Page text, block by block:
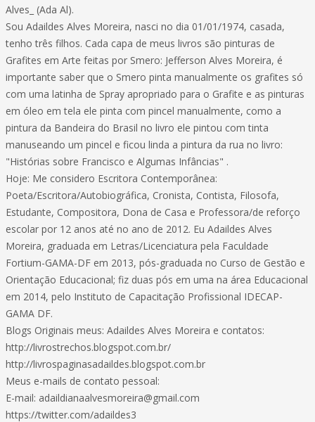
Alves_ (Ada Al).
Sou Adaildes Alves Moreira, nasci no dia 01/01/1974, casada,
tenho três filhos. Cada capa de meus livros são pinturas de
Grafites em Arte feitas por Smero: Jefferson Alves Moreira, é
importante saber que o Smero pinta manualmente os grafites só
com uma latinha de Spray apropriado para o Grafite e as pinturas
em óleo em tela ele pinta com pincel manualmente, como a
pintura da Bandeira do Brasil no livro ele pintou com tinta
manuseando um pincel e ficou linda a pintura da rua no livro:
"Histórias sobre Francisco e Algumas Infâncias" .
Hoje: Me considero Escritora Contemporânea:
Poeta/Escritora/Autobiográfica, Cronista, Contista, Filosofa,
Estudante, Compositora, Dona de Casa e Professora/de reforço
escolar por 12 anos até no ano de 2012. Eu Adaildes Alves
Moreira, graduada em Letras/Licenciatura pela Faculdade
Fortium-GAMA-DF em 2013, pós-graduada no Curso de Gestão e
Orientação Educacional; fiz duas pós em uma na área Educacional
em 2014, pelo Instituto de Capacitação Profissional IDECAP-
GAMA DF.
Blogs Originais meus: Adaildes Alves Moreira e contatos:
http://livrostrechos.blogspot.com.br/
http://livrospaginasadaildes.blogspot.com.br
Meus e-mails de contato pessoal:
E-mail: adaildianaalvesmoreira@gmail.com
https://twitter.com/adaildes3